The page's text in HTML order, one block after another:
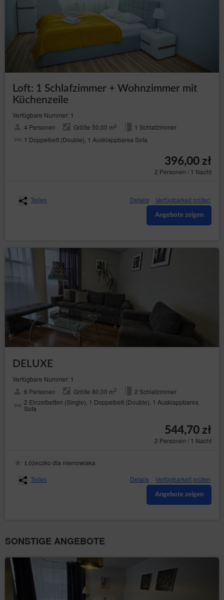
Loft: 1 Schlafzimmer + Wohnzimmer mit
Küchenzeile
Verfügbare Nummer: 1
4 Personen
Größe 50,00 m2
1 Schlafzimmer
1 Doppelbett (Double), 1 Ausklappbares Sofa
396,00 zł
2 Personen / 1 Nacht
Teilen Details Verfügbarkeit prüfen
Angebote zeigen
DELUXE
Verfügbare Nummer: 1
6 Personen
Größe 80,00 m2
2 Schlafzimmer
2 Einzelbetten (Single), 1 Doppelbett (Double), 1 Ausklappbares
Sofa
544,70 zł
2 Personen / 1 Nacht
Łóżeczko dla niemowlaka
Teilen
Details Verfügbarkeit prüfen
Angebote zeigen
SONSTIGE ANGEBOTE